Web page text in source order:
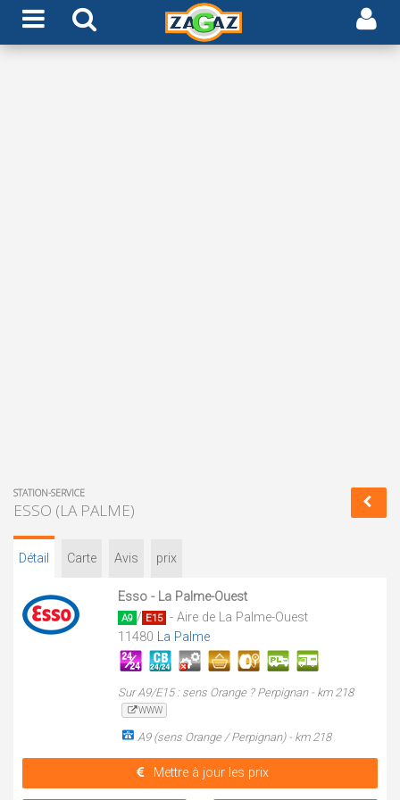
STATION-SERVICE
ESSO (LA PALME)
Détail Carte Avis prix
Esso - La Palme-Ouest
A9 / E15 - Aire de La Palme-Ouest
11480 La Palme
Sur A9/E15 : sens Orange ? Perpignan - km 218
WWW
A9 (sens Orange / Perpignan) - km 218
Mettre à jour les prix